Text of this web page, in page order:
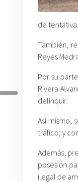
de tentativa.
También,
Reyes
Por su
Rivera
delinquir.
Así mismo,
tráfico; y
Además,
posesión
ilegal de